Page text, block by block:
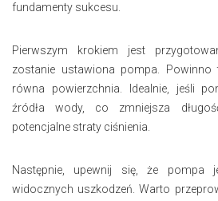
fundamenty sukcesu.
Pierwszym krokiem jest
zostanie ustawiona pompa.
równa powierzchnia. Idealnie, jeśli
źródła wody, co zmniejsza
potencjalne straty ciśnienia.
Następnie, upewnij się, że
widocznych uszkodzeń. Warto